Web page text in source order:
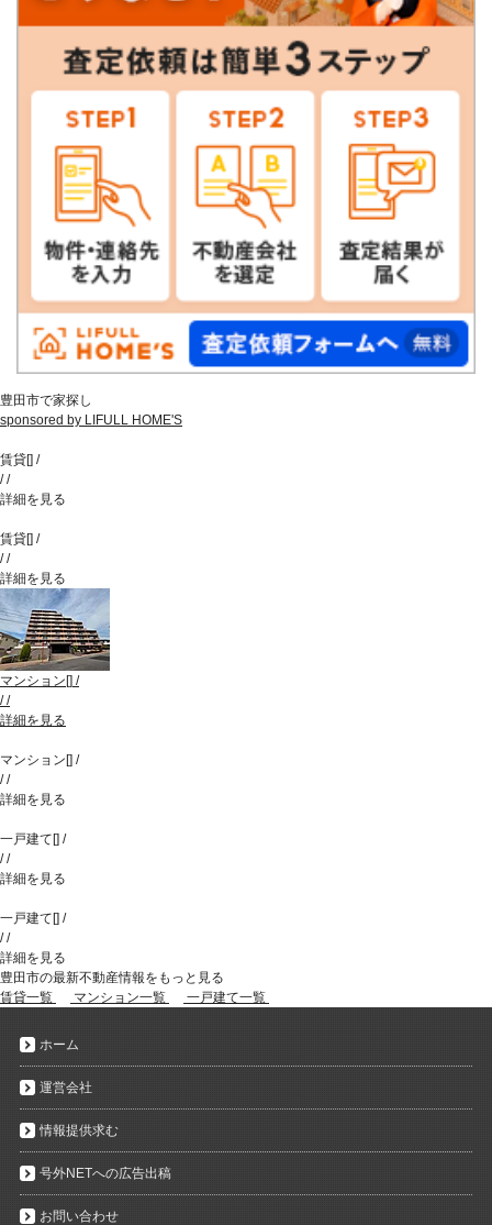
豊田市で家探し
sponsored by LIFULL HOME'S
賃貸[] /
//
詳細を見る
賃貸[] /
//
詳細を見る
マンション[] /
//
詳細を見る
マンション[] /
//
詳細を見る
一戸建て[] /
//
詳細を見る
一戸建て[] /
//
詳細を見る
豊田市の最新不動産情報をもっと見る
賃貸一覧
マンション一覧 一戸建て一覧
ホーム
運営会社
情報提供求む
号外NETへの広告出稿
お問い合わせ